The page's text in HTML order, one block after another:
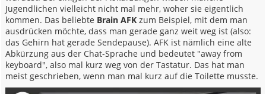
Jugendlichen vielleicht nicht mal mehr, woher sie eigentlich
kommen. Das beliebte Brain AFK zum Beispiel, mit dem man
ausdrücken möchte, dass man gerade ganz weit weg ist (also:
das Gehirn hat gerade Sendepause). AFK ist nämlich eine alte
Abkürzung aus der Chat-Sprache und bedeutet "away from
keyboard", also mal kurz weg von der Tastatur. Das hat man
meist geschrieben, wenn man mal kurz auf die Toilette musste.